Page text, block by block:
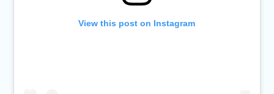
View this post on Instagram